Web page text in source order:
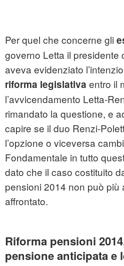
Per quel che concerne gli
governo Letta il presidente
aveva evidenziato
riforma legislativa entro il
l’avvicendamento Letta-
rimandato la questione, e
capire se il duo Renzi-
l’opzione o viceversa
Fondamentale in tutto
dato che il caso costituito
pensioni 2014 non può più
affrontato.
Riforma pensioni
pensione anticipata e